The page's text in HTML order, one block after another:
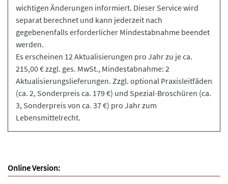
wichtigen Änderungen informiert. Dieser Service wird
separat berechnet und kann jederzeit nach
gegebenenfalls erforderlicher Mindestabnahme beendet
werden.
Es erscheinen 12 Aktualisierungen pro Jahr zu je ca.
215,00 € zzgl. ges. MwSt., Mindestabnahme: 2
Aktualisierungslieferungen. Zzgl. optional Praxisleitfäden
(ca. 2, Sonderpreis ca. 179 €) und Spezial-Broschüren (ca.
3, Sonderpreis von ca. 37 €) pro Jahr zum
Lebensmittelrecht.
Online Version: